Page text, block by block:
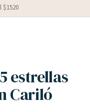
$1520
estrellas
Cariló